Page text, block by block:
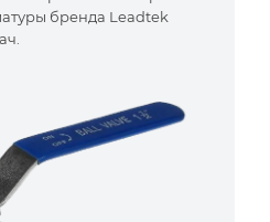
бренда Leadtek